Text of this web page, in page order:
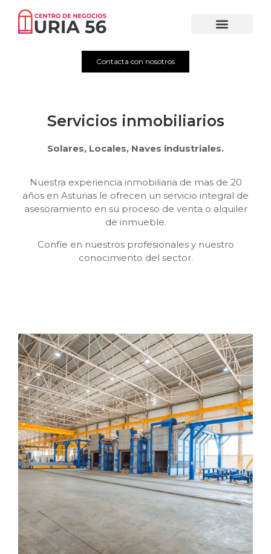
Contacta con nosotros
Servicios inmobiliarios
Solares, Locales, Naves industriales.
Nuestra experiencia inmobiliaria de mas de 20
años en Asturias le ofrecen un servicio integral de
asesoramiento en su proceso de venta o alquiler
de inmueble.
Confíe en nuestros profesionales y nuestro
conocimiento del sector.